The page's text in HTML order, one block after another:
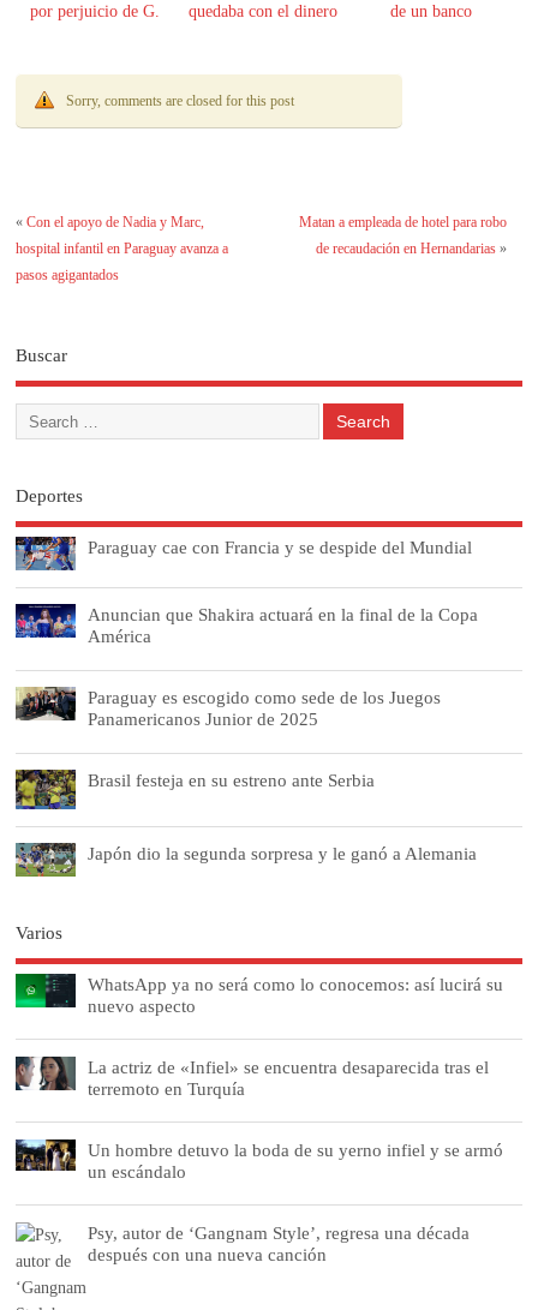
por perjuicio de G.
quedaba con el dinero
de un banco
Sorry, comments are closed for this post
«Con el apoyo de Nadia y Marc,
hospital infantil en Paraguay avanza a
pasos agigantados
Matan a empleada de hotel para robo
de recaudación en Hernandarias»
Buscar
Deportes
Paraguay cae con Francia y se despide del Mundial
Anuncian que Shakira actuará en la final de la Copa
América
Paraguay es escogido como sede de los Juegos
Panamericanos Junior de 2025
Brasil festeja en su estreno ante Serbia
Japón dio la segunda sorpresa y le ganó a Alemania
Varios
WhatsApp ya no será como lo conocemos: así lucirá su
nuevo aspecto
La actriz de «Infiel» se encuentra desaparecida tras el
terremoto en Turquía
Un hombre detuvo la boda de su yerno infiel y se armó
un escándalo
Psy, autor de ‘Gangnam Style’, regresa una década
después con una nueva canción